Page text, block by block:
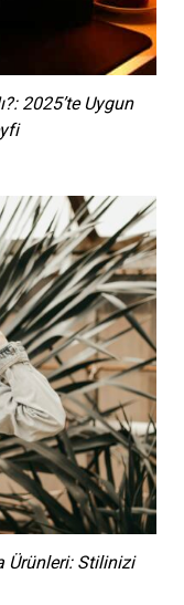
2025’te Uygun
Ürünleri: Stilinizi